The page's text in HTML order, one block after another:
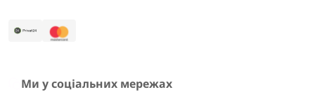
Ми у соціальних мережах